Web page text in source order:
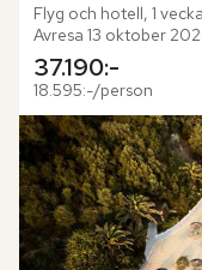
Flyg och hotell, 1
Avresa 13 oktober
37.190:-
18.595:-/person